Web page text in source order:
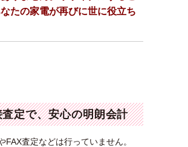
たの家電が再びに世に役立ち
査定で、安心の明朗会計
FAX査定などは行っていません。